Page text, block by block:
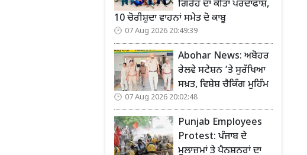
ਗਿਰੋਹ ਦਾ ਕੀਤਾ ਪਰਦਾਫਾਸ਼,
10 ਚੋਰੀਸ਼ੁਦਾ ਵਾਹਨਾਂ ਸਮੇਤ ਦੋ ਕਾਬੂ
07 Aug 2026 20:49:39
Abohar News: ਅਬੋਹਰ
ਰੇਲਵੇ ਸਟੇਸ਼ਨ ’ਤੇ ਸੁਰੱਖਿਆ
ਸਖ਼ਤ, ਵਿਸ਼ੇਸ਼ ਚੈਕਿੰਗ ਮੁਹਿੰਮ
07 Aug 2026 20:02:48
Punjab Employees
Protest: ਪੰਜਾਬ ਦੇ
ਮੁਲਾਜ਼ਮਾਂ ਤੇ ਪੈਨਸ਼ਨਰਾਂ ਦਾ